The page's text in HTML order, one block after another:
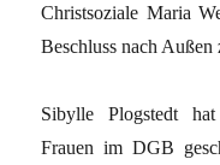
Christsoziale Maria
Beschluss nach Außen
Sibylle Plogstedt hat
Frauen im DGB